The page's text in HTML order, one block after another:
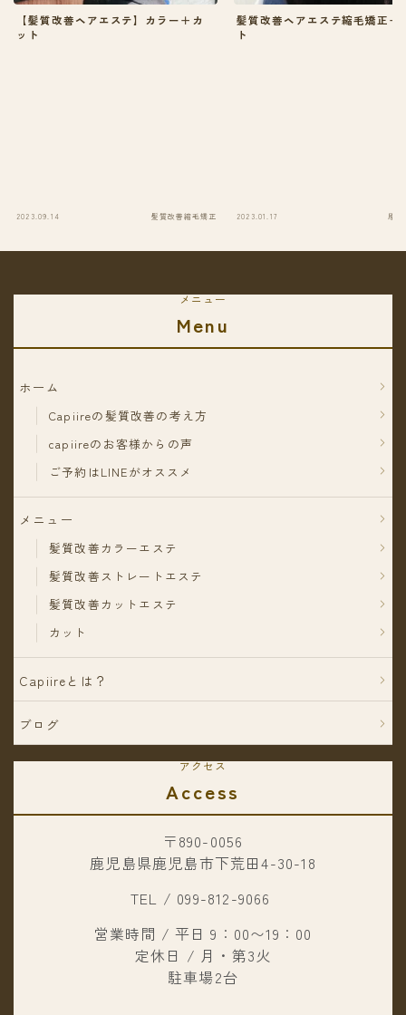
【髪質改善ヘアエステ】カラー＋カ
ット
2023.09.14 髪質改善縮毛矯正
髪質改善ヘアエステ縮毛矯正＋
ト
2023.01.17 原
メニュー
Menu
ホーム
Capiireの髪質改善の考え方
capiireのお客様からの声
ご予約はLINEがオススメ
メニュー
髪質改善カラーエステ
髪質改善ストレートエステ
髪質改善カットエステ
カット
Capiireとは？
ブログ
アクセス
Access
〒890-0056
鹿児島県鹿児島市下荒田4-30-18
TEL / 099-812-9066
営業時間 / 平日 9：00〜19：00
定休日 / 月・第3火
駐車場2台